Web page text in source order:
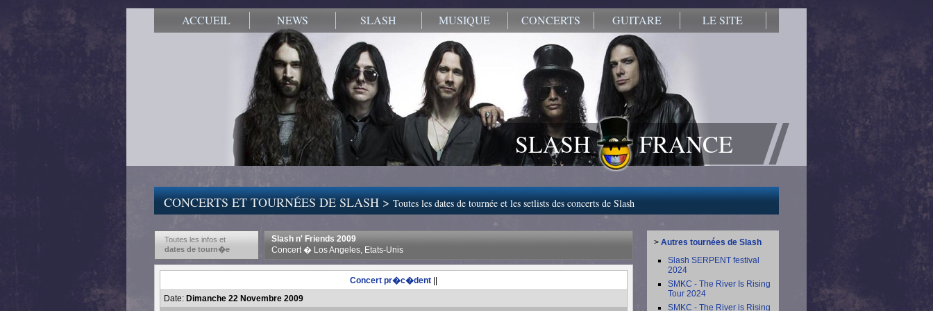
ACCUEIL NEWS SLASH MUSIQUE CONCERTS GUITARE LE SITE
SLASH FRANCE
CONCERTS ET TOURNÉES DE SLASH >Toutes les dates de tournée et les setlists des concerts de Slash
Toutes les infos et
dates de tourn�e
Slash n' Friends 2009
Concert � Los Angeles, Etats-Unis
Concert pr�c�dent
Date: Dimanche 22 Novembre 2009
> Autres tournées de Slash
Slash SERPENT festival
2024
SMKC - The River Is Rising
Tour 2024
SMKC - The River is Rising